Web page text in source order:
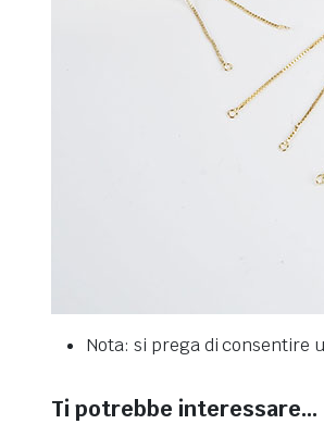
Nota: si prega di consentire
Ti potrebbe interessare…